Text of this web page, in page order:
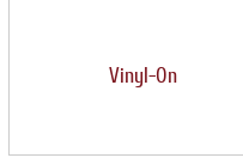
Vinyl-On